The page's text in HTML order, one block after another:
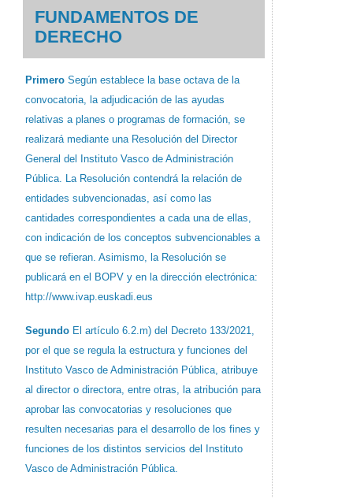
FUNDAMENTOS DE
DERECHO
Primero Según establece la base octava de la
convocatoria, la adjudicación de las ayudas
relativas a planes o programas de formación, se
realizará mediante una Resolución del Director
General del Instituto Vasco de Administración
Pública. La Resolución contendrá la relación de
entidades subvencionadas, así como las
cantidades correspondientes a cada una de ellas,
con indicación de los conceptos subvencionables a
que se refieran. Asimismo, la Resolución se
publicará en el BOPV y en la dirección electrónica:
http://www.ivap.euskadi.eus
Segundo El artículo 6.2.m) del Decreto 133/2021,
por el que se regula la estructura y funciones del
Instituto Vasco de Administración Pública, atribuye
al director o directora, entre otras, la atribución para
aprobar las convocatorias y resoluciones que
resulten necesarias para el desarrollo de los fines y
funciones de los distintos servicios del Instituto
Vasco de Administración Pública.